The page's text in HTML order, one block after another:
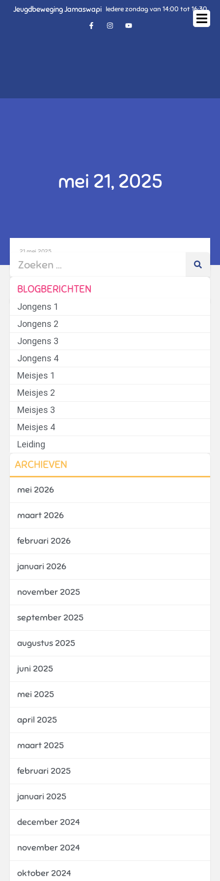
Jeugdbeweging Jamaswapi Iedere zondag van 14:00 tot 16:30
mei 21, 2025
21 mei 2025
BLOGBERICHTEN
Jongens 1
Jongens 2
Jongens 3
Jongens 4
Meisjes 1
Meisjes 2
Meisjes 3
Meisjes 4
Leiding
ARCHIEVEN
mei 2026
maart 2026
februari 2026
januari 2026
november 2025
september 2025
augustus 2025
juni 2025
mei 2025
april 2025
maart 2025
februari 2025
januari 2025
december 2024
november 2024
oktober 2024